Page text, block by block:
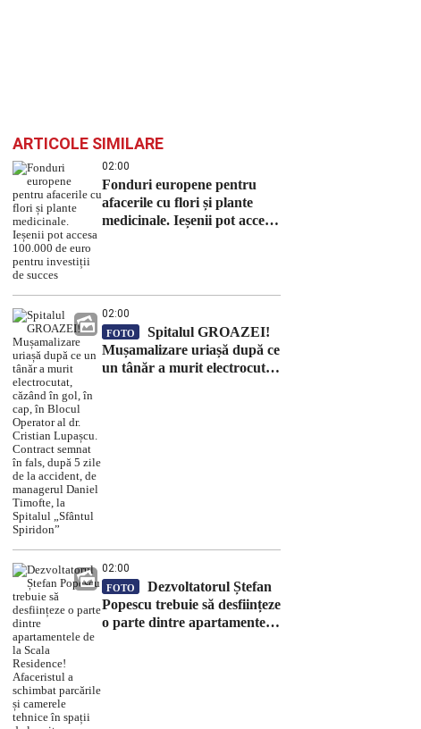
ARTICOLE SIMILARE
02:00
Fonduri europene pentru
afacerile cu flori și plante
medicinale. Ieșenii pot accesa
02:00
FOTO
Spitalul GROAZEI!
Mușamalizare uriașă după ce
un tânăr a murit electrocutat,
02:00
FOTO
Dezvoltatorul Ștefan
Popescu trebuie să desființeze
o parte dintre apartamentele